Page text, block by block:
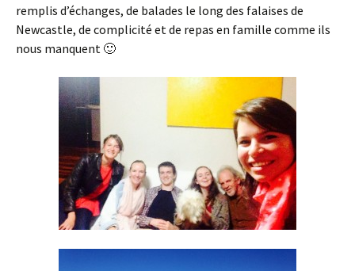
remplis d’échanges, de balades le long des falaises de
Newcastle, de complicité et de repas en famille comme ils
nous manquent 🙂